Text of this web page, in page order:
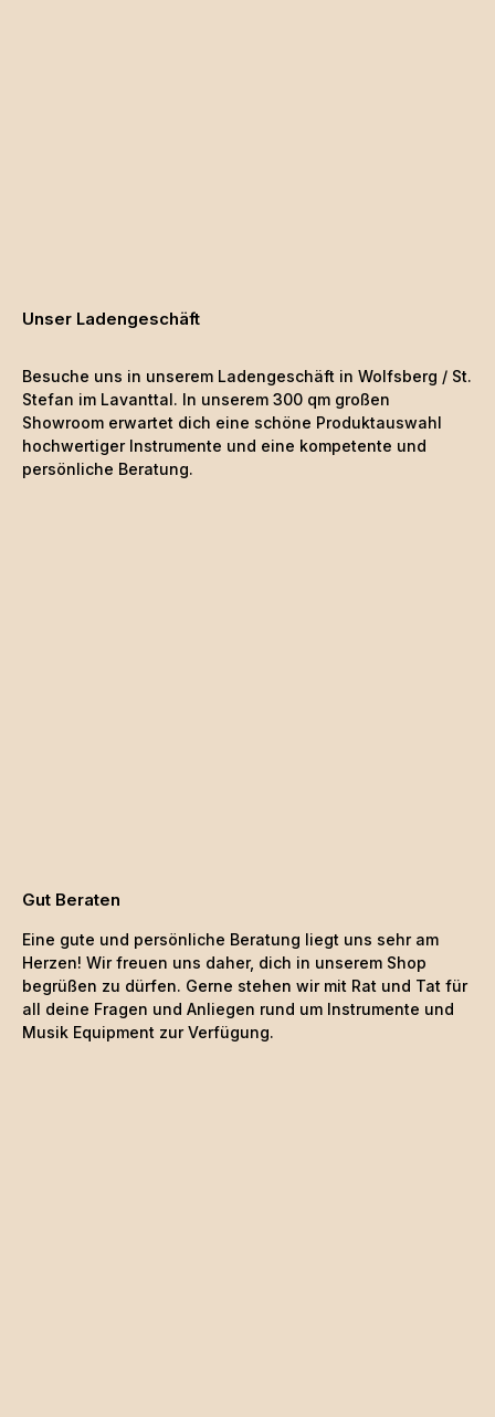
Unser Ladengeschäft
Besuche uns in unserem Ladengeschäft in Wolfsberg / St.
Stefan im Lavanttal. In unserem 300 qm großen
Showroom erwartet dich eine schöne Produktauswahl
hochwertiger Instrumente und eine kompetente und
persönliche Beratung.
Gut Beraten
Eine gute und persönliche Beratung liegt uns sehr am
Herzen! Wir freuen uns daher, dich in unserem Shop
begrüßen zu dürfen. Gerne stehen wir mit Rat und Tat für
all deine Fragen und Anliegen rund um Instrumente und
Musik Equipment zur Verfügung.